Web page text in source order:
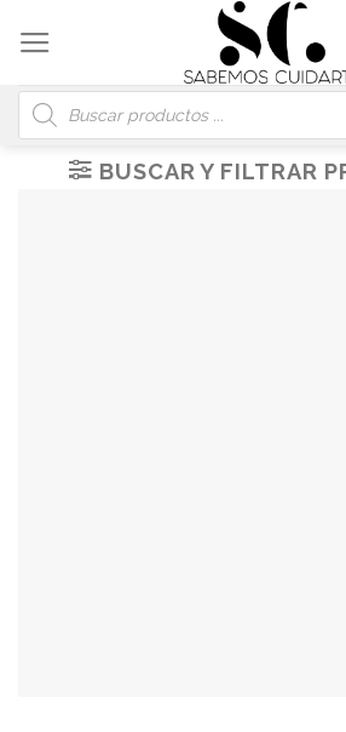
content
Búsqueda
de
productos
BUSCAR Y FILTRAR